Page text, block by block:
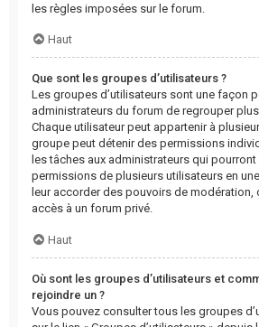
les règles imposées sur le forum.
Haut
Que sont les groupes d’utilisateurs ?
Les groupes d’utilisateurs sont une façon
administrateurs du forum de regrouper
Chaque utilisateur peut appartenir à
groupe peut détenir des permissions
les tâches aux administrateurs qui
permissions de plusieurs utilisateurs en
leur accorder des pouvoirs de modération,
accès à un forum privé.
Haut
Où sont les groupes d’utilisateurs et
rejoindre un ?
Vous pouvez consulter tous les groupes